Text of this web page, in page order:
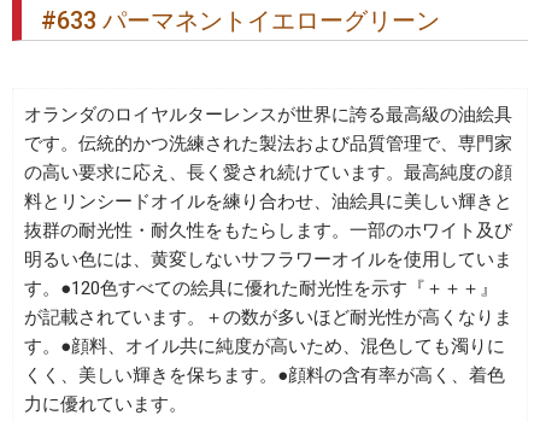
#633 パーマネントイエローグリーン
オランダのロイヤルターレンスが世界に誇る最高級の油絵具
です。伝統的かつ洗練された製法および品質管理で、専門家
の高い要求に応え、長く愛され続けています。最高純度の顔
料とリンシードオイルを練り合わせ、油絵具に美しい輝きと
抜群の耐光性・耐久性をもたらします。一部のホワイト及び
明るい色には、黄変しないサフラワーオイルを使用していま
す。●120色すべての絵具に優れた耐光性を示す『＋＋＋』
が記載されています。＋の数が多いほど耐光性が高くなりま
す。●顔料、オイル共に純度が高いため、混色しても濁りに
くく、美しい輝きを保ちます。●顔料の含有率が高く、着色
力に優れています。